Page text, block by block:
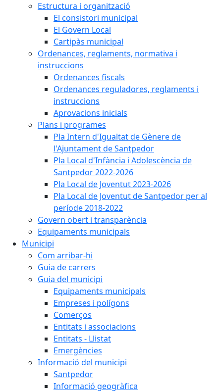
Estructura i organització
El consistori municipal
El Govern Local
Cartipàs municipal
Ordenances, reglaments, normativa i
instruccions
Ordenances fiscals
Ordenances reguladores, reglaments i
instruccions
Aprovacions inicials
Plans i programes
Pla Intern d'Igualtat de Gènere de
l'Ajuntament de Santpedor
Pla Local d'Infància i Adolescència de
Santpedor 2022-2026
Pla Local de Joventut 2023-2026
Pla Local de Joventut de Santpedor per al
període 2018-2022
Govern obert i transparència
Equipaments municipals
Municipi
Com arribar-hi
Guia de carrers
Guia del municipi
Equipaments municipals
Empreses i polígons
Comerços
Entitats i associacions
Entitats - Llistat
Emergències
Informació del municipi
Santpedor
Informació geogràfica